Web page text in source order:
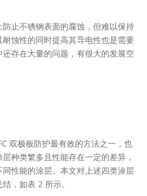
止不锈钢表面的腐蚀，但难以保持
蚀性的同时提高其导电性也是需要
存在大量的问题，有很大的发展空
双极板防护最有效的方法之一，也
种类繁多且性能存在一定的差异，
性能的涂层。本文对上述四类涂层
，如表 2 所示。